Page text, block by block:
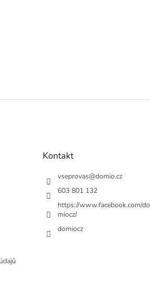
Kontakt
vseprovas@domio.cz
603 801 132
https://www.facebook.com/do
miocz/
domiocz